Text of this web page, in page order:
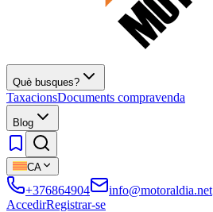
Què busques?
TaxacionsDocuments compravenda
Blog
CA
+376864904
info@motoraldia.net
AccedirRegistrar-se